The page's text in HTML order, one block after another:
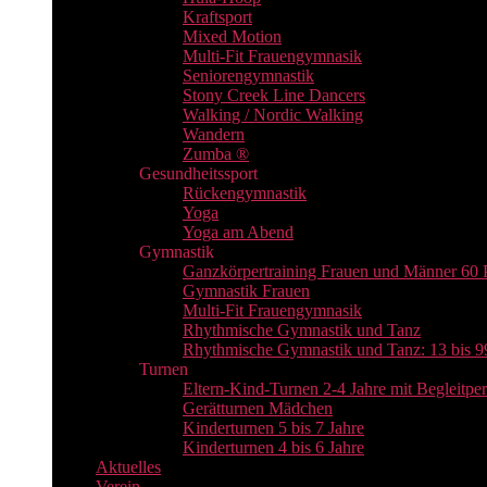
Kraftsport
Mixed Motion
Multi-Fit Frauengymnasik
Seniorengymnastik
Stony Creek Line Dancers
Walking / Nordic Walking
Wandern
Zumba ®
Gesundheitssport
Rückengymnastik
Yoga
Yoga am Abend
Gymnastik
Ganzkörpertraining Frauen und Männer 60
Gymnastik Frauen
Multi-Fit Frauengymnasik
Rhythmische Gymnastik und Tanz
Rhythmische Gymnastik und Tanz: 13 bis
Turnen
Eltern-Kind-Turnen 2-4 Jahre mit
Gerätturnen Mädchen
Kinderturnen 5 bis 7 Jahre
Kinderturnen 4 bis 6 Jahre
Aktuelles